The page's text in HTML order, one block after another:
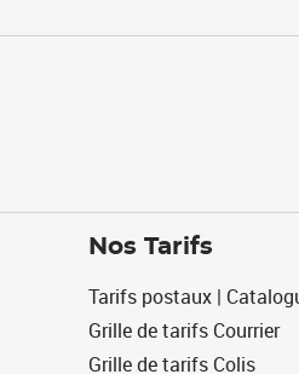
Nos Tarifs
Tarifs postaux |
Grille de tarifs Courrier
Grille de tarifs Colis